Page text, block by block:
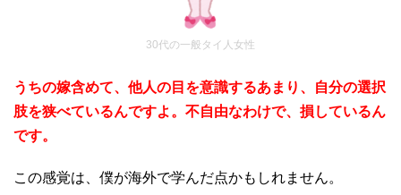
30代の一般タイ人女性
うちの嫁含めて、他人の目を意識するあまり、自分の選択
肢を狭べているんですよ。不自由なわけで、損しているん
です。
この感覚は、僕が海外で学んだ点かもしれません。